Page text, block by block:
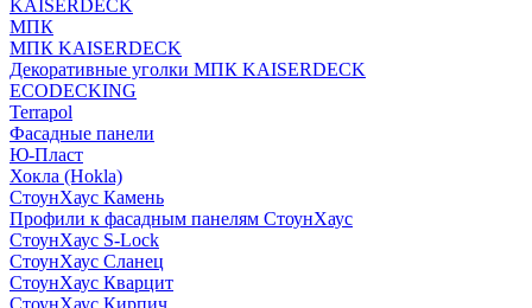
KAISERDECK
МПК
МПК KAISERDECK
Декоративные уголки МПК KAISERDECK
ECODECKING
Terrapol
Фасадные панели
Ю-Пласт
Хокла (Hokla)
СтоунХаус Камень
Профили к фасадным панелям СтоунХаус
СтоунХаус S-Lock
СтоунХаус Сланец
СтоунХаус Кварцит
СтоунХаус Кирпич